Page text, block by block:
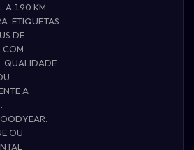
A 190 KM
ETIQUETAS
DE
COM
QUALIDADE
A
OU